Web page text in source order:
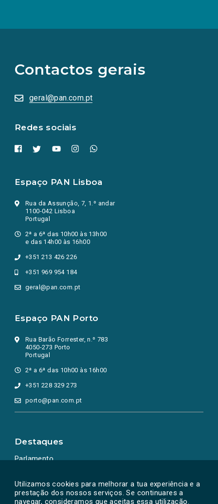
Utilizamos cookies para melhorar a tua experiência e a
prestação dos nossos serviços. Se continuares a
navegar, consideramos que aceitas essa utilização.
Contactos gerais
geral@pan.com.pt
Redes sociais
redes
sociais
numa
nova
Espaço PAN Lisboa
Rua da Assunção, 7, 1.º andar
1100-042 Lisboa
Portugal
2ª a 6ª das 10h00 às 13h00
e das 14h00 às 16h00
+351 213 426 226
+351 969 954 184
geral@pan.com.pt
Espaço PAN Porto
Rua Barão Forrester, n.º 783
4050-273 Porto
Portugal
2ª a 6ª das 10h00 às 16h00
+351 228 329 273
porto@pan.com.pt
Destaques
Parlamento